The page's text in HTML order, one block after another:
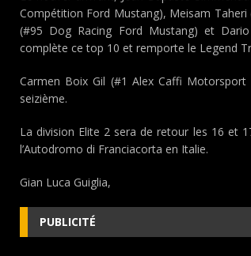
Compétition Ford Mustang), Meisam Taheri
(#95 Dog Racing Ford Mustang) et
complète ce top 10 et remporte le Legend
Carmen Boix Gil (#1 Alex Caffi
seizième.
La division Elite 2 sera de retour les 16 et
l’Autodromo di Franciacorta en Italie.
Gian Luca Guiglia,
PUBLICITÉ